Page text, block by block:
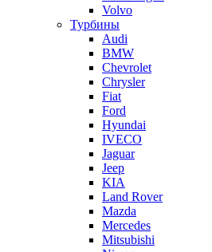
Volvo
Турбины
Audi
BMW
Chevrolet
Chrysler
Fiat
Ford
Hyundai
IVECO
Jaguar
Jeep
KIA
Land Rover
Mazda
Mercedes
Mitsubishi